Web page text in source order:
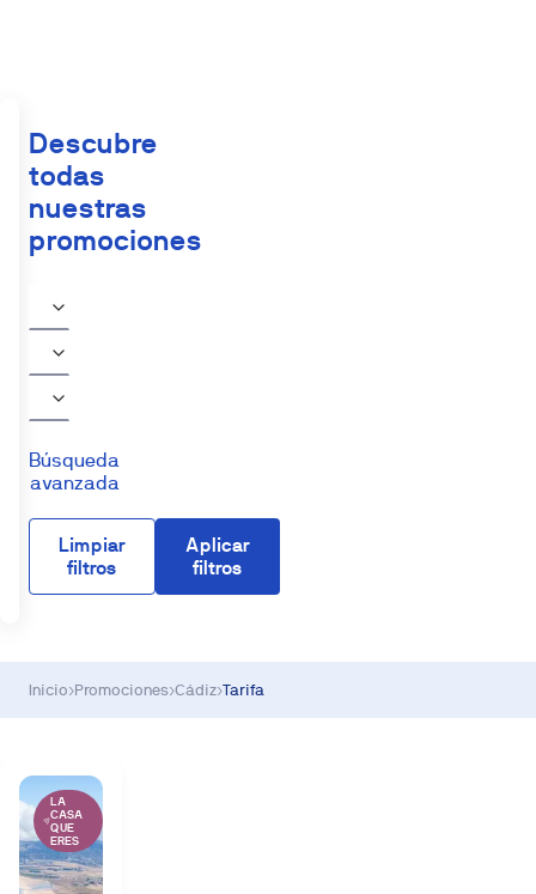
Descubre
todas
nuestras
promociones
Búsqueda
avanzada
Limpiar
filtros
Aplicar
filtros
Inicio›Promociones›Cádiz›Tarifa
LA
CASA
QUE
ERES